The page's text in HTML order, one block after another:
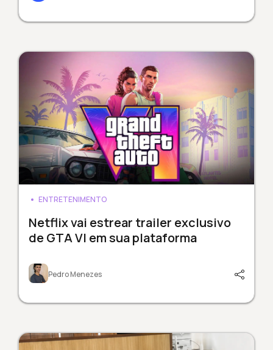
ENTRETENIMENTO
Netflix vai estrear trailer exclusivo
de GTA VI em sua plataforma
Pedro Menezes